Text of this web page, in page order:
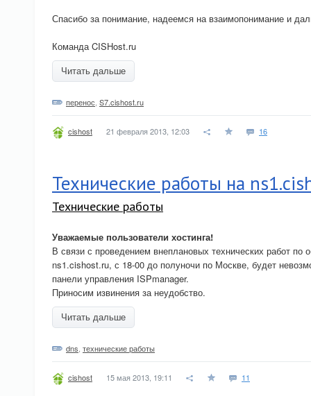
Спасибо за понимание, надеемся на взаимопонимание и
Команда CISHost.ru
Читать дальше
перенос S7.cishost.ru
cishost 21 февраля 2013, 12:03 16
Технические работы на
Технические работы
Уважаемые пользователи хостинга!
В связи с проведением внеплановых технических работ
ns1.cishost.ru, с 18-00 до полуночи по Москве, будет
панели управления ISPmanager.
Приносим извинения за неудобство.
Читать дальше
dns технические работы
cishost 15 мая 2013, 19:11 11